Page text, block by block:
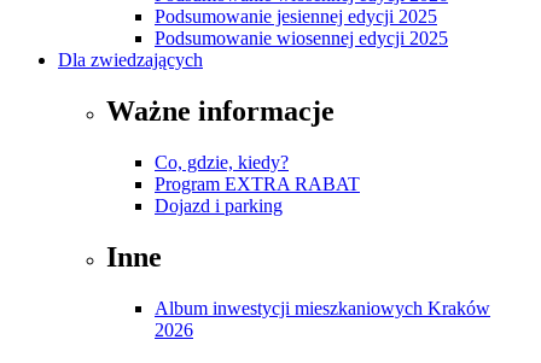
Podsumowanie jesiennej edycji 2025
Podsumowanie wiosennej edycji 2025
Dla zwiedzających
Ważne informacje
Co, gdzie, kiedy?
Program EXTRA RABAT
Dojazd i parking
Inne
Album inwestycji mieszkaniowych Kraków
2026